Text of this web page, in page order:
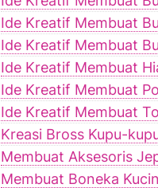
Ide Kreatif Membuat
Ide Kreatif Membuat
Ide Kreatif Membuat
Ide Kreatif Membuat
Ide Kreatif Membuat
Kreasi Bross Kupu-
Membuat Aksesoris
Membuat Boneka